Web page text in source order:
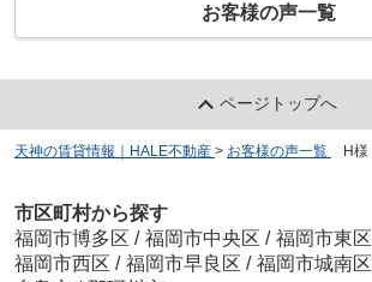
お客様の声一覧
ページトップへ
天神の賃貸情報｜HALE不動産 > お客様の声一覧 H様
市区町村から探す
福岡市博多区 / 福岡市中央区 / 福岡市東区
福岡市西区 / 福岡市早良区 / 福岡市城南区